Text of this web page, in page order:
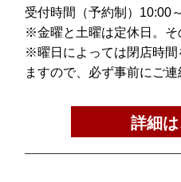
受付時間（予約制）10:00
※金曜と土曜は定休日。そ
※曜日によっては閉店時間
ますので、必ず事前にご連
詳細